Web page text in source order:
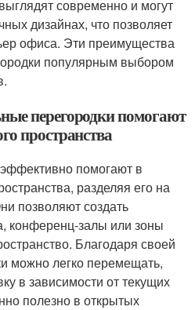
современно и могут
дизайнах, что позволяет
офиса. Эти преимущества
популярным выбором
перегородки помогают
пространства
помогают в
разделяя его на
позволяют создать
конференц-залы или зоны
Благодаря своей
можно легко перемещать,
в зависимости от текущих
полезно в открытых